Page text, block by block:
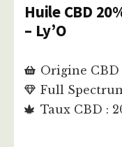
Huile CBD
– Ly’O
Origine CBD
Full
Taux CBD :